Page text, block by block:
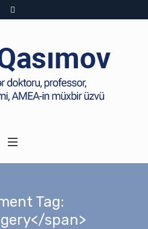
Tag:
span>